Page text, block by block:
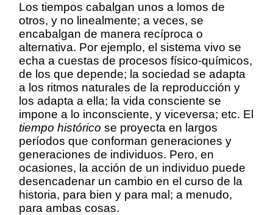
Los tiempos cabalgan unos a lomos de
otros, y no linealmente; a veces, se
encabalgan de manera recíproca o
alternativa. Por ejemplo, el sistema vivo se
echa a cuestas de procesos físico-químicos,
de los que depende; la sociedad se adapta
a los ritmos naturales de la reproducción y
los adapta a ella; la vida consciente se
impone a lo inconsciente, y viceversa; etc. El
tiempo histórico se proyecta en largos
períodos que conforman generaciones y
generaciones de individuos. Pero, en
ocasiones, la acción de un individuo puede
desencadenar un cambio en el curso de la
historia, para bien y para mal; a menudo,
para ambas cosas.